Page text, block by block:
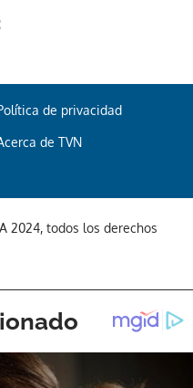
de privacidad
de TVN
2024, todos los derechos